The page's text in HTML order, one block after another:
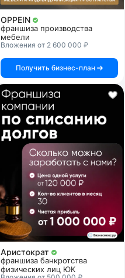
OPPEIN
франшиза производства
мебели
Вложения от 2 600 000 ₽
Получить бизнес-план
Аристократ
франшиза банкротства
физических лиц ЮК